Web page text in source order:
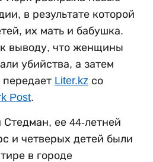
в результате которой
их мать и бабушка.
выводу, что женщины
убийства, а затем
передает Liter.kz со
Post.
ее 44-летней
и четверых детей были
в городе